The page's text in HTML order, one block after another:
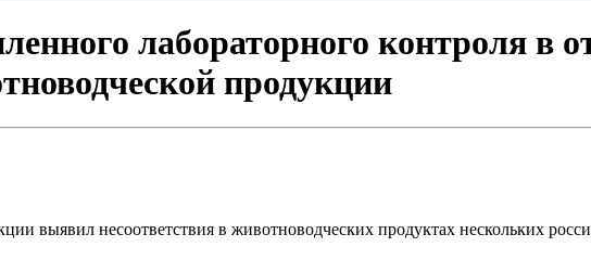
лабораторного контроля в
продукции
выявил несоответствия в животноводческих продуктах нескольких